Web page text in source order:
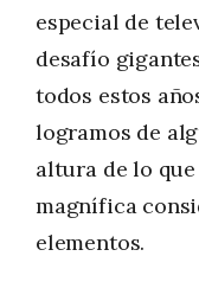
especial de
desafío
todos estos
logramos de
altura de lo
magnífica
elementos.